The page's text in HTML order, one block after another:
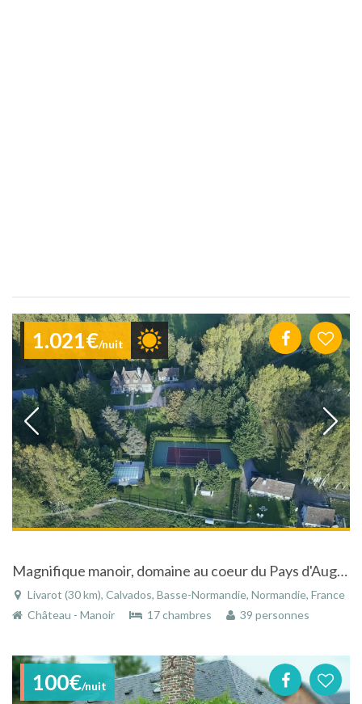
1.021€/nuit
Magnifique manoir, domaine au coeur du Pays d'Auge à Livarot dans le Calvados en Basse-Normandie
Livarot (30 km), Calvados, Basse-Normandie, Normandie, France
Château - Manoir
17 chambres 39 personnes
100€/nuit